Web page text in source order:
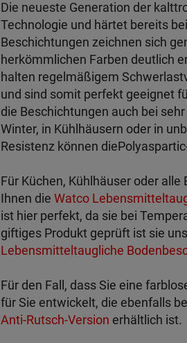
Die neueste Generation der
Technologie und härtet bereits
Beschichtungen zeichnen sich
herkömmlichen Farben deutlich
halten regelmäßigem
und sind somit perfekt geeignet
die Beschichtungen auch bei
Winter, in Kühlhäusern oder in
Resistenz können die
Für Küchen, Kühlhäuser oder
Ihnen die Watco
ist hier perfekt, da sie bei
giftiges Produkt geprüft ist sie
Lebensmitteltaugliche
Für den Fall, dass Sie eine
für Sie entwickelt, die ebenfalls
Anti-Rutsch-Version erhältlich ist.